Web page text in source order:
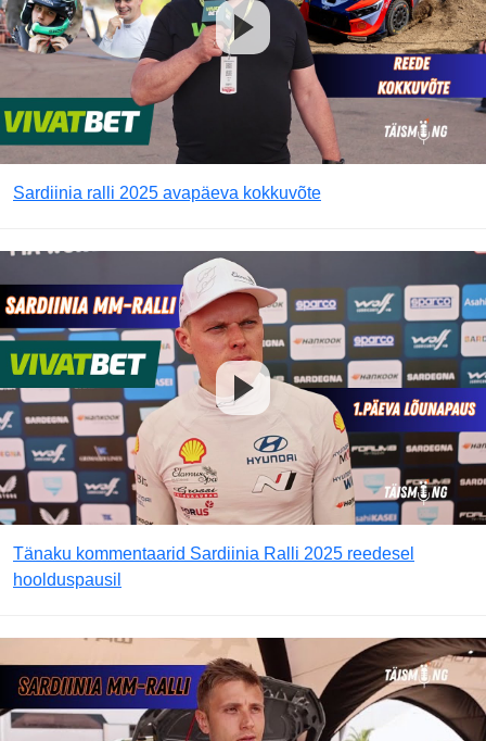
Sardiinia ralli 2025 avapäeva kokkuvõte
Tänaku kommentaarid Sardiinia Ralli 2025 reedesel
hoolduspausil